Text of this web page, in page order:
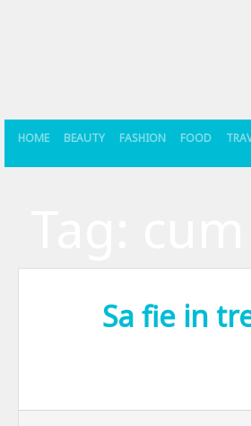
HOME BEAUTY FASHION FOOD
Sa fie in
Ar fi impropriu sa te las sa intelegi